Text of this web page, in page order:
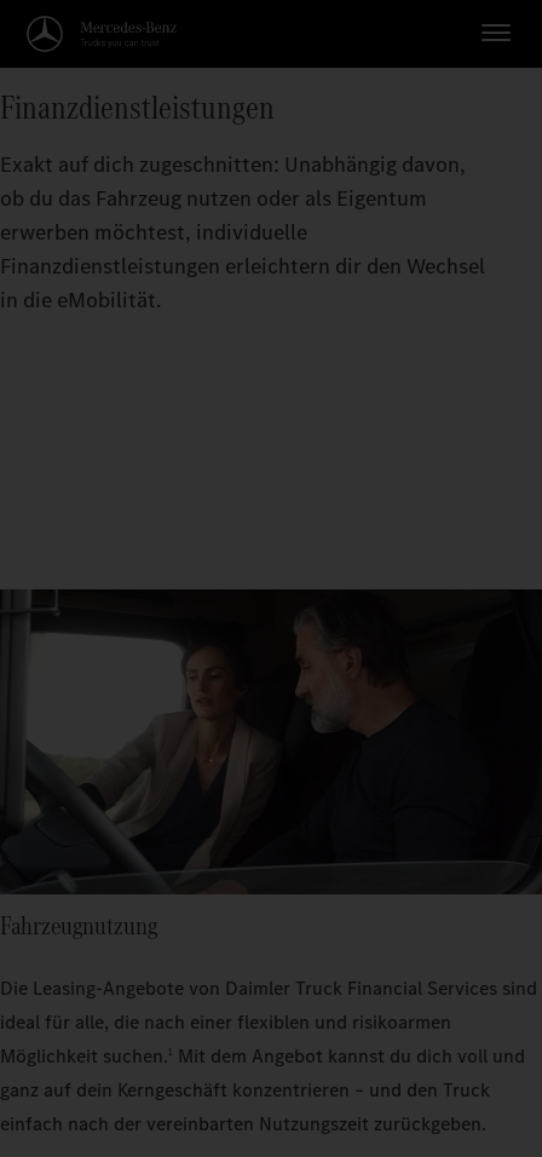
Finanzdienstleistungen
Exakt auf dich zugeschnitten: Unabhängig davon,
ob du das Fahrzeug nutzen oder als Eigentum
erwerben möchtest, individuelle
Finanzdienstleistungen erleichtern dir den Wechsel
in die eMobilität.
Fahrzeugnutzung
Die Leasing-Angebote von Daimler Truck Financial Services sind
ideal für alle, die nach einer flexiblen und risikoarmen
Möglichkeit suchen.1 Mit dem Angebot kannst du dich voll und
ganz auf dein Kerngeschäft konzentrieren – und den Truck
einfach nach der vereinbarten Nutzungszeit zurückgeben.